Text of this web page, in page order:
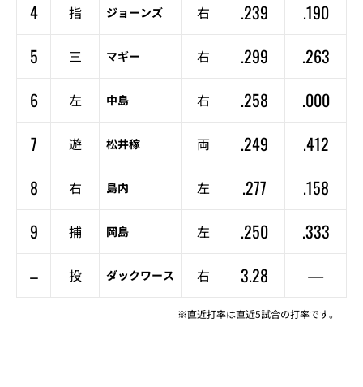
4 指 ジョーンズ 右 .239
.190
5
三 マギー 右 .299
.263
6
左 中島 右 .258
.000
7
遊 松井稼 両 .249
.412
8
右 島内 左 .277
.158
9
捕 岡島 左 .250
.333
–
投 ダックワース 右 3.28 —
※直近打率は直近5試合の打率です。